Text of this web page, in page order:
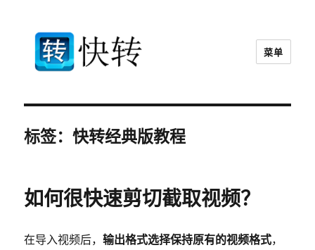
菜单
标签：快转经典版教程
如何很快速剪切截取视频？
在导入视频后，输出格式选择保持原有的视频格式，